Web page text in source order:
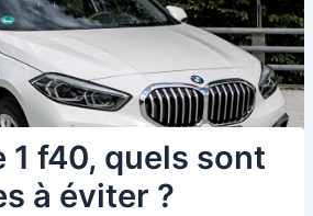
1 f40, quels sont
à éviter ?